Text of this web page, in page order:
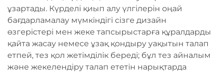
ұзартады. Күрделі қиып алу үлгілерін оңай
бағдарламалау мүмкіндігі сізге дизайн
өзгерістері мен жеке тапсырыстарға құралдарды
қайта жасау немесе ұзақ қондыру уақытын талап
етпей, тез қол жетімділік береді; бұл тез айналым
және жекелендіру талап ететін нарықтарда